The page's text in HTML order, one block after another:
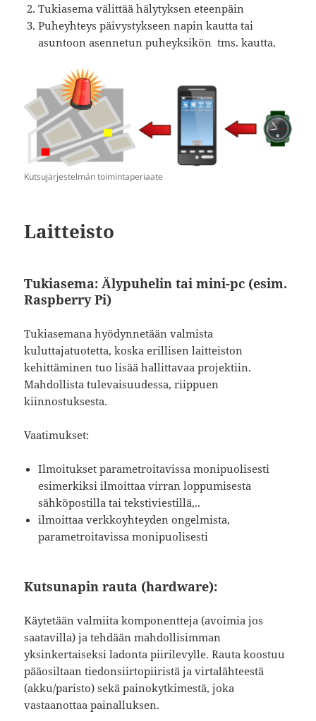
Tukiasema välittää hälytyksen eteenpäin
Puheyhteys päivystykseen napin kautta tai
asuntoon asennetun puheyksikön tms. kautta.
Kutsujärjestelmän toimintaperiaate
Laitteisto
Tukiasema:Älypuhelin tai mini-pc (esim.
Raspberry Pi)
Tukiasemana hyödynnetään valmista
kuluttajatuotetta, koska erillisen laitteiston
kehittäminen tuo lisää hallittavaa projektiin.
Mahdollista tulevaisuudessa, riippuen
kiinnostuksesta.
Vaatimukset:
Ilmoitukset parametroitavissa monipuolisesti
esimerkiksi ilmoittaa virran loppumisesta
sähköpostilla tai tekstiviestillä,..
ilmoittaa verkkoyhteyden ongelmista,
parametroitavissa monipuolisesti
Kutsunapin rauta (hardware):
Käytetään valmiita komponentteja (avoimia jos
saatavilla) ja tehdään mahdollisimman
yksinkertaiseksi ladonta piirilevylle. Rauta koostuu
pääosiltaan tiedonsiirtopiiristä ja virtalähteestä
(akku/paristo) sekä painokytkimestä, joka
vastaanottaa painalluksen.